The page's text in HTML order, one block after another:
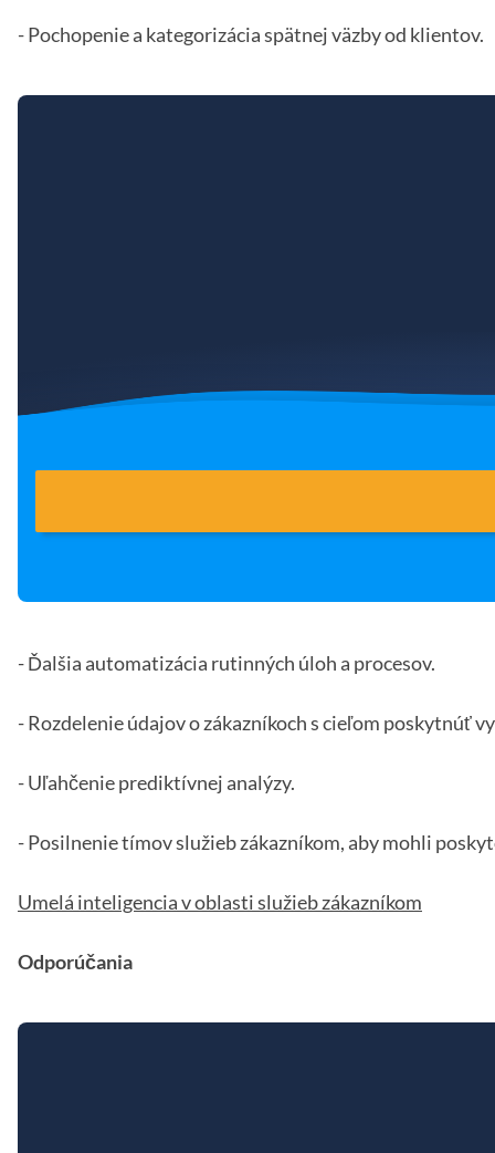
- Pochopenie a kategorizácia spätnej väzby od klientov.
- Ďalšia automatizácia rutinných úloh a procesov.
- Rozdelenie údajov o zákazníkoch s cieľom poskytnúť
- Uľahčenie prediktívnej analýzy.
- Posilnenie tímov služieb zákazníkom, aby mohli
Umelá inteligencia v oblasti služieb zákazníkom
Odporúčania